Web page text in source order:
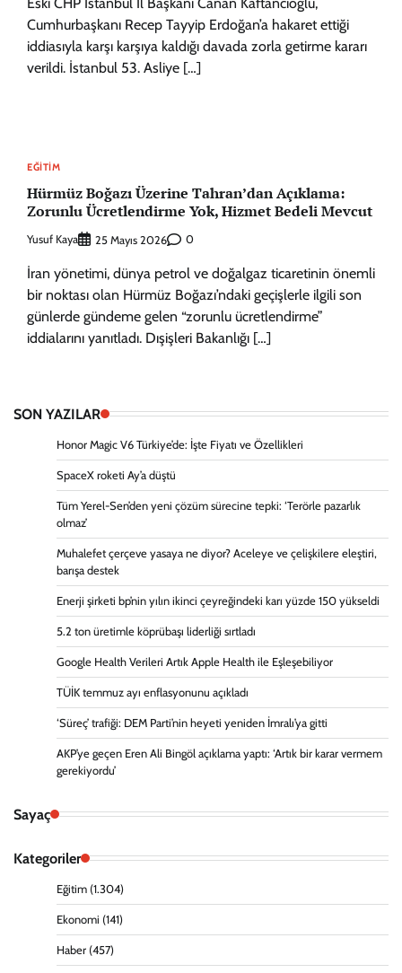
Cumhurbaşkanı Recep Tayyip Erdoğan’a hakaret ettiği
iddiasıyla karşı karşıya kaldığı davada zorla getirme kararı
verildi. İstanbul 53. Asliye […]
EĞITIM
Hürmüz Boğazı Üzerine Tahran’dan Açıklama:
Zorunlu Ücretlendirme Yok, Hizmet Bedeli Mevcut
Yusuf Kaya 25 Mayıs 2026 0
İran yönetimi, dünya petrol ve doğalgaz ticaretinin önemli
bir noktası olan Hürmüz Boğazı’ndaki geçişlerle ilgili son
günlerde gündeme gelen “zorunlu ücretlendirme”
iddialarını yanıtladı. Dışişleri Bakanlığı […]
SON YAZILAR
Honor Magic V6 Türkiye’de: İşte Fiyatı ve Özellikleri
SpaceX roketi Ay’a düştü
Tüm Yerel-Sen’den yeni çözüm sürecine tepki: ‘Terörle pazarlık
olmaz’
Muhalefet çerçeve yasaya ne diyor? Aceleye ve çelişkilere eleştiri,
barışa destek
Enerji şirketi bp’nin yılın ikinci çeyreğindeki karı yüzde 150 yükseldi
5.2 ton üretimle köprübaşı liderliği sırtladı
Google Health Verileri Artık Apple Health ile Eşleşebiliyor
TÜİK temmuz ayı enflasyonunu açıkladı
‘Süreç’ trafiği: DEM Parti’nin heyeti yeniden İmralı’ya gitti
AKP’ye geçen Eren Ali Bingöl açıklama yaptı: ‘Artık bir karar vermem
gerekiyordu’
Sayaç
Kategoriler
Eğitim (1.304)
Ekonomi (141)
Haber (457)